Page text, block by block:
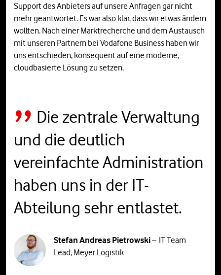
Support des Anbieters auf unsere Anfragen gar nicht
mehr geantwortet. Es war also klar, dass wir etwas ändern
wollten. Nach einer Marktrecherche und dem Austausch
mit unseren Partnern bei Vodafone Business haben wir
uns entschieden, konsequent auf eine moderne,
cloudbasierte Lösung zu setzen.
Die zentrale Verwaltung
und die deutlich
vereinfachte Administration
haben uns in der IT-
Abteilung sehr entlastet.
Stefan Andreas Pietrowski– IT Team
Lead, Meyer Logistik